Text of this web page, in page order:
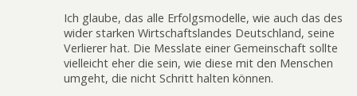
Ich glaube, das alle Erfolgsmodelle, wie auch das des
wider starken Wirtschaftslandes Deutschland, seine
Verlierer hat. Die Messlate einer Gemeinschaft sollte
vielleicht eher die sein, wie diese mit den Menschen
umgeht, die nicht Schritt halten können.